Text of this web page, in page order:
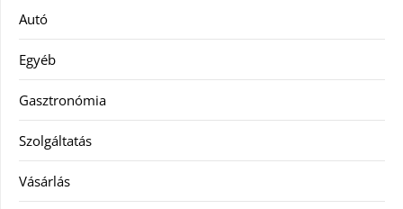
Autó
Egyéb
Gasztronómia
Szolgáltatás
Vásárlás